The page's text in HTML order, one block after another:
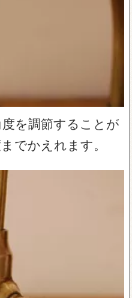
を調節することが
でかえれます。